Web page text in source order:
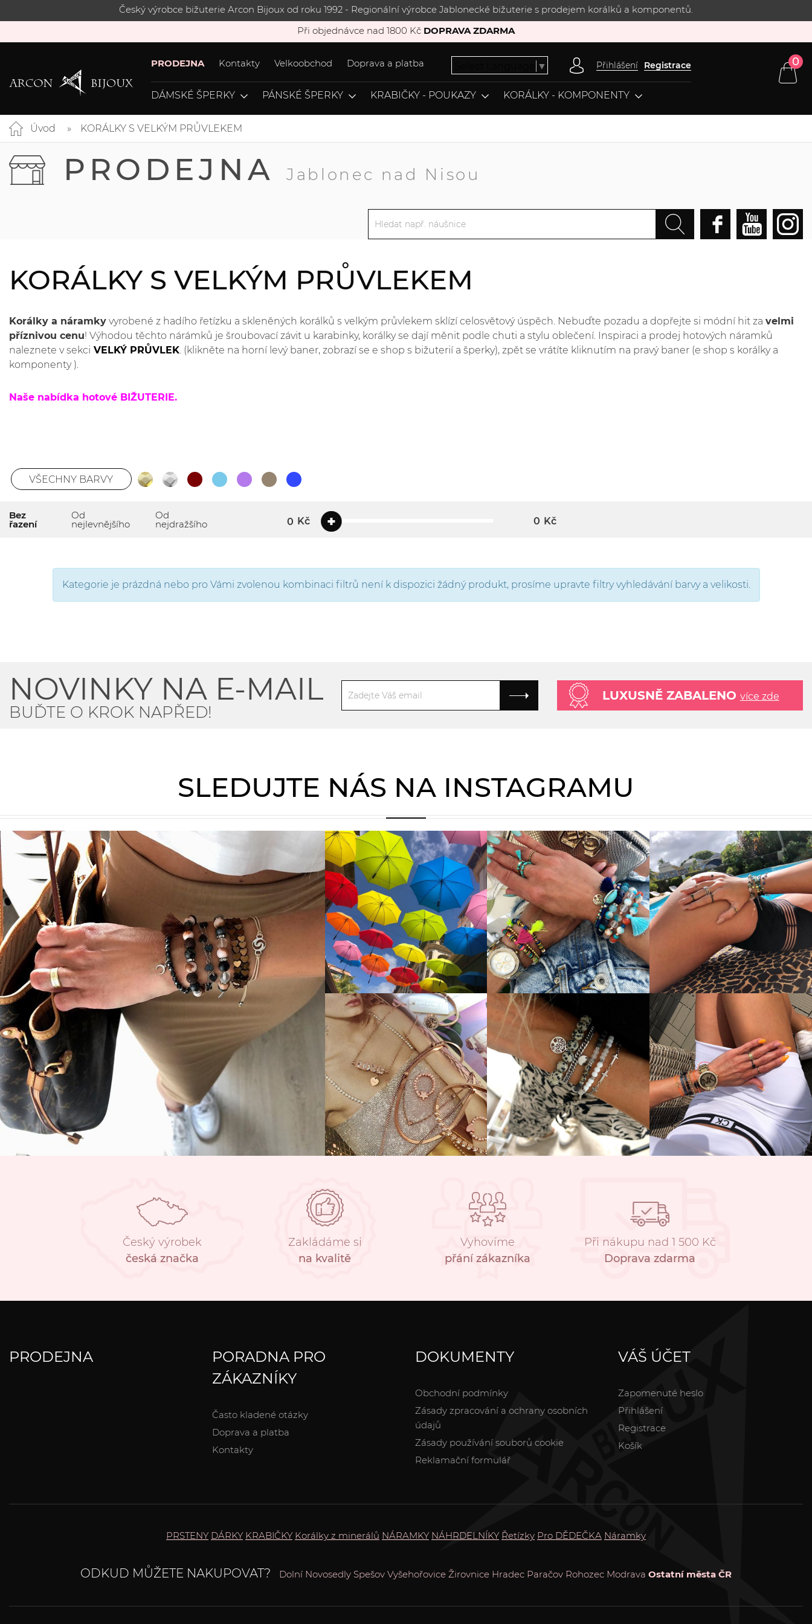
Český výrobce bižuterie Arcon Bijoux od roku 1992 - Regionální výrobce Jablonecké bižuterie s prodejem korálků a komponentů.
Při objednávce nad 1800 Kč DOPRAVA ZDARMA
PRODEJNA Kontakty Velkoobchod Doprava a platba ▼ Přihlášení Registrace 0
DÁMSKÉ ŠPERKY PÁNSKÉ ŠPERKY KRABIČKY - POUKAZY KORÁLKY - KOMPONENTY
Úvod KORÁLKY S VELKÝM PRŮVLEKEM
PRODEJNA Jablonec nad Nisou
KORÁLKY S VELKÝM PRŮVLEKEM
Korálky a náramky vyrobené z hadího řetízku a skleněných korálků s velkým průvlekem sklízí celosvětový úspěch. Nebuďte pozadu a dopřejte si módní hit za velmi
příznivou cenu! Výhodou těchto nárámků je šroubovací závit u karabinky, korálky se dají měnit podle chuti a stylu oblečení. Inspiraci a prodej hotových náramků
naleznete v sekci VELKÝ PRŮVLEK. (klikněte na horní levý baner, zobrazí se e shop s bižuterií a šperky), zpět se vrátíte kliknutím na pravý baner (e shop s korálky a
komponenty ).
Naše nabídka hotové BIŽUTERIE.
VŠECHNY BARVY
Bez
řazení
Od
nejlevnějšího
Od
nejdražšího Kč Kč
Kategorie je prázdná nebo pro Vámi zvolenou kombinaci filtrů není k dispozici žádný produkt, prosíme upravte filtry vyhledávání barvy a velikosti.
NOVINKY NA E-MAIL
BUĎTE O KROK NAPŘED!
LUXUSNĚ ZABALENO více zde
SLEDUJTE NÁS NA INSTAGRAMU
Český výrobek
česká značka
Zakládáme si
na kvalitě
Vyhovíme
přání zákazníka
Při nákupu nad 1 500 Kč
Doprava zdarma
PRODEJNA
PORADNA PRO
ZÁKAZNÍKY
Často kladené otázky
Doprava a platba
Kontakty
DOKUMENTY
Obchodní podmínky
Zásady zpracování a ochrany osobních
údajů
Zásady používání souborů cookie
Reklamační formulář
VÁŠ ÚČET
Zapomenuté heslo
Přihlášení
Registrace
Košík
PRSTENY DÁRKY KRABIČKY Korálky z minerálů NÁRAMKY NÁHRDELNÍKY Řetízky Pro DĚDEČKA Náramky
ODKUD MŮŽETE NAKUPOVAT? Dolní Novosedly Spešov Vyšehořovice Žirovnice Hradec Paračov Rohozec Modrava Ostatní města ČR